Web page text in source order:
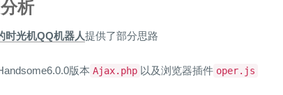
析
时光机QQ机器人提供了部分思路
版本 Ajax.php 以及浏览器插件 oper.js